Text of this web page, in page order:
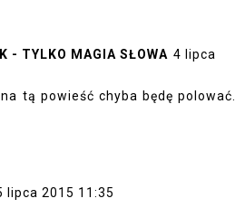
- TYLKO MAGIA SŁOWA 4 lipca
tą powieść chyba będę polować.
lipca 2015 11:35